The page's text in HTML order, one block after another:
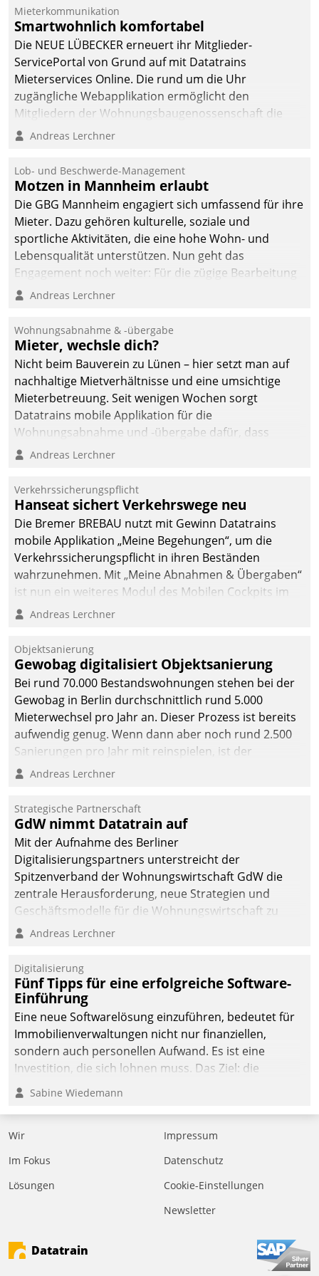
Datatrain ermöglicht
automatisiert ausgelöste,
zielgerichtete
Mieterbefragungen – eine
starke Grundlage für
intelligente,
Entscheidungen.
Mieterkommunikation
Smartwohnlich komfortabel
Die NEUE LÜBECKER erneuert ihr Mitglieder-
ServicePortal von Grund auf mit Datatrains
Mieterservices Online. Die rund um die Uhr
zugängliche Webapplikation ermöglicht den
Mitgliedern der Wohnungs­bau­genossenschaft die
Kontaktaufnahme per Smartphone, Tablet oder PC.
Andreas Lerchner
Lob- und Beschwerde-Management
Motzen in Mannheim erlaubt
Die GBG Mannheim engagiert sich umfassend für ihre
Mieter. Dazu gehören kulturelle, soziale und
sportliche Aktivitäten, die eine hohe Wohn- und
Lebensqualität unterstützen. Nun geht das
Engagement noch weiter: Für die zügige Bearbeitung
von Beschwerden – oder Lob – richtet das
und Beschwerde-Management einen eigenen Kanal
ein.
Andreas Lerchner
Wohnungsabnahme & -übergabe
Mieter, wechsle dich?
Nicht beim Bauverein zu Lünen – hier setzt man auf
nachhaltige Mietverhältnisse und eine umsichtige
Mieterbetreuung. Seit wenigen Wochen sorgt
Datatrains mobile Applikation für die
Wohnungsabnahme und -übergabe dafür, dass
Mieter wohlgeordnet kommen und, so es sein muss,
Andreas Lerchner
Verkehrssicherungspflicht
Hanseat sichert Verkehrswege neu
Die Bremer BREBAU nutzt mit Gewinn Datatrains
mobile Applikation „Meine Begehungen“, um die
Verkehrssicherungspflicht in ihren Beständen
wahrzunehmen. Mit „Meine Abnahmen & Übergaben“
ist nun ein weiteres Modul des Mobilen Cockpits im
Einsatz.
Andreas Lerchner
Objektsanierung
Gewobag digitalisiert Objektsanierung
Bei rund 70.000 Bestandswohnungen stehen bei der
Gewobag in Berlin durchschnittlich rund 5.000
Mieterwechsel pro Jahr an. Dieser Prozess ist bereits
aufwendig genug. Wenn dann aber noch rund 2.500
Sanierungen pro Jahr mit reinspielen, ist der
Betreuungs- und Organisationsaufwand immens. Im
kommunale Wohnungsbauunternehmen daher
gemeinsam mit der Berliner Datatrain GmbH den
Teilprozess der Objektsanierung digitalisiert.
Andreas Lerchner
Strategische Partnerschaft
GdW nimmt Datatrain auf
Mit der Aufnahme des Berliner
Digitalisierungspartners unterstreicht der
Spitzenverband der Wohnungswirtschaft GdW die
zentrale Herausforderung, neue Strategien und
Geschäftsmodelle für die Wohnungswirtschaft zu
entwickeln.
Andreas Lerchner
Digitalisierung
Fünf Tipps für eine erfolgreiche Software-
Einführung
Eine neue Softwarelösung einzuführen, bedeutet für
Immobilienverwaltungen nicht nur finanziellen,
sondern auch personellen Aufwand. Es ist eine
Investition, die sich lohnen muss. Das Ziel: die
nachhaltige Optimierung der Geschäftsabläufe. Damit
dieses Ziel erreicht wird, sollten einige Grundregeln
befolgt werden.
Sabine Wiedemann
Wir
Im Fokus
Lösungen
Impressum
Datenschutz
Cookie-Einstellungen
Newsletter
Datatrain